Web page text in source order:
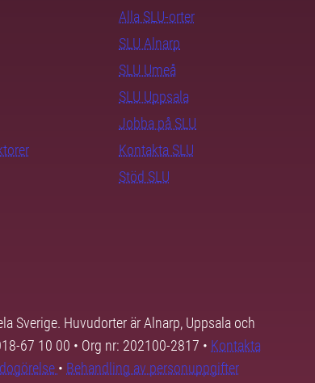
Alla SLU-orter
SLU Alnarp
SLU Umeå
SLU Uppsala
Jobba på SLU
Kontakta SLU
Stöd SLU
Sverige. Huvudorter är Alnarp, Uppsala och
67 10 00 • Org nr: 202100-2817 • Kontakta
• Behandling av personuppgifter